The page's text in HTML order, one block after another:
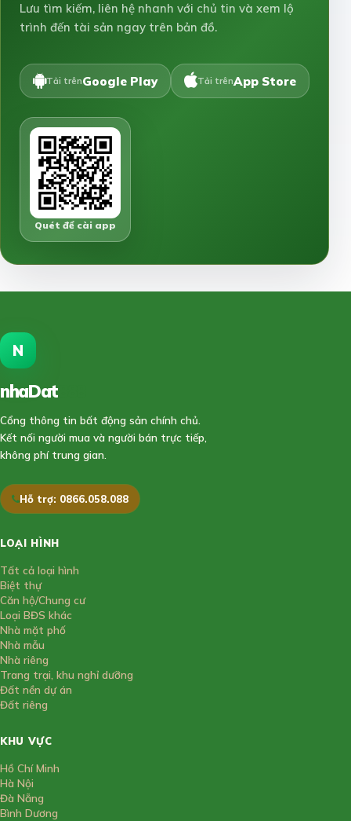
Lưu tìm kiếm, liên hệ nhanh với chủ tin và xem lộ
trình đến tài sản ngay trên bản đồ.
Tải trênGoogle Play Tải trênApp Store
Quét để cài app
N
nhaDat
Cổng thông tin bất động sản chính chủ.
Kết nối người mua và người bán trực tiếp,
không phí trung gian.
Hỗ trợ: 0866.058.088
LOẠI HÌNH
Tất cả loại hình
Biệt thự
Căn hộ/Chung cư
Loại BĐS khác
Nhà mặt phố
Nhà mẫu
Nhà riêng
Trang trại, khu nghỉ dưỡng
Đất nền dự án
Đất riêng
KHU VỰC
Hồ Chí Minh
Hà Nội
Đà Nẵng
Bình Dương